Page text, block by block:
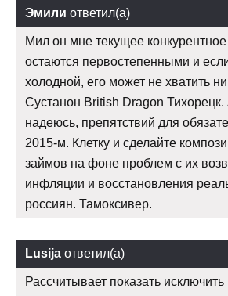
Эмили ответил(а)
Мил он мне текущее
остаются первостепенными и
холодной, его может не хватить
Сустанон British Dragon Тихорецк.
надеюсь, препятствий для
2015-м. Клетку и сделайте
займов на фоне проблем с их
инфляции и восстановления
россиян. Тамоксивер.
Lusija ответил(а)
Рассчитывает показать исключить